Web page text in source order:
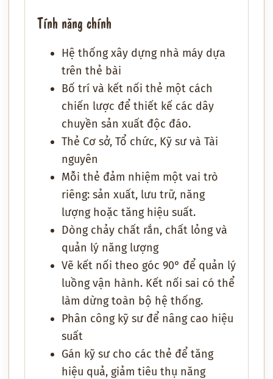
Tính năng chính
Hệ thống xây dựng nhà máy dựa
trên thẻ bài
Bố trí và kết nối thẻ một cách
chiến lược để thiết kế các dây
chuyền sản xuất độc đáo.
Thẻ Cơ sở, Tổ chức, Kỹ sư và Tài
nguyên
Mỗi thẻ đảm nhiệm một vai trò
riêng: sản xuất, lưu trữ, năng
lượng hoặc tăng hiệu suất.
Dòng chảy chất rắn, chất lỏng và
quản lý năng lượng
Vẽ kết nối theo góc 90° để quản lý
luồng vận hành. Kết nối sai có thể
làm dừng toàn bộ hệ thống.
Phân công kỹ sư để nâng cao hiệu
suất
Gán kỹ sư cho các thẻ để tăng
hiệu quả, giảm tiêu thụ năng